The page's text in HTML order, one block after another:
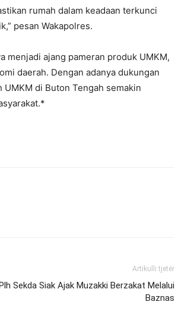
rumah dalam keadaan terkunci
pesan Wakapolres.
menjadi ajang pameran produk UMKM,
daerah. Dengan adanya dukungan
di Buton Tengah semakin
Artikulli tjetër
Sekda Siak Ajak Muzakki Berzakat Melalui
Baznas